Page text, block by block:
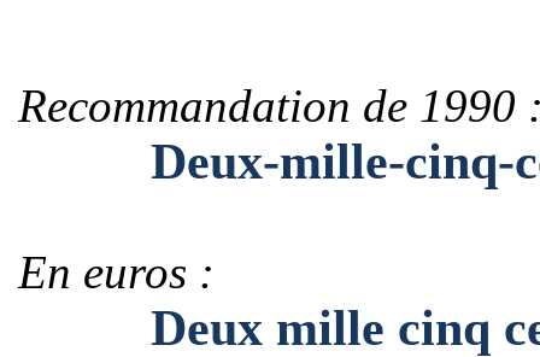
Recommandation de 1990
Deux-mille-cinq-
En euros :
Deux mille cinq